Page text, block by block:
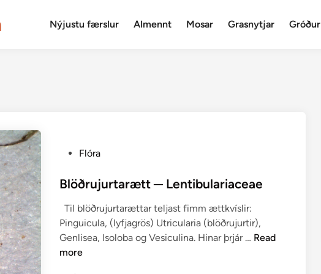
Nýjustu færslur Almennt Mosar Grasnytjar Gróður
s
d
i
n
Flóra
Blöðrujurtarætt ─ Lentibulariaceae
Til blöðrujurtarættar teljast fimm ættkvíslir:
Pinguicula, (lyfjagrös) Utricularia (blöðrujurtir),
Genlisea, Isoloba og Vesiculina. Hinar þrjár … B
Read
more